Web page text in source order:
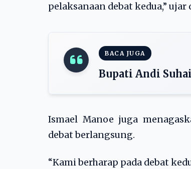
pelaksanaan debat kedua,” ujar
BACA JUGA
Bupati Andi
Ismael Manoe juga
debat berlangsung.
“Kami berharap pada debat